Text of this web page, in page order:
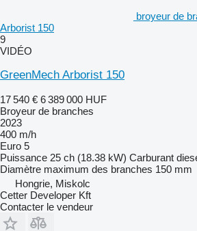
broyeur de
Arborist 150
9
VIDÉO
GreenMech Arborist 150
17 540 € 6 389 000 HUF
Broyeur de branches
2023
400 m/h
Euro 5
Puissance 25 ch (18.38 kW) Carburant
Diamètre maximum des branches 150 mm
Hongrie, Miskolc
Cetter Developer Kft
Contacter le vendeur